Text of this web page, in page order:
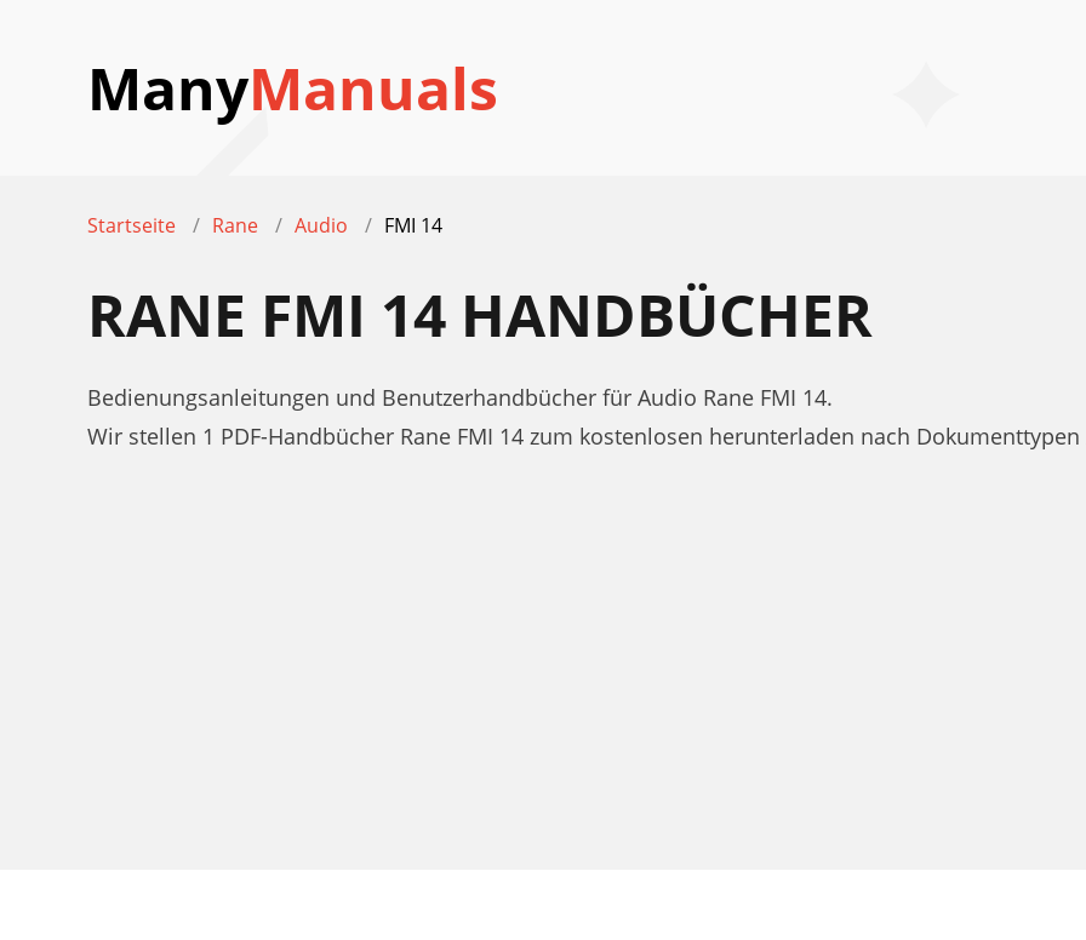
ManyManuals
Startseite Rane Audio FMI 14
RANE FMI 14 HANDBÜCHER
Bedienungsanleitungen und Benutzerhandbücher für Audio Rane FMI 14.
Wir stellen 1 PDF-Handbücher Rane FMI 14 zum kostenlosen herunterladen nach